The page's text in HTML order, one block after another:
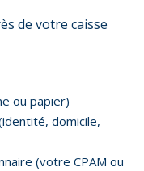
de votre caisse
ou papier)
domicile,
(votre CPAM ou